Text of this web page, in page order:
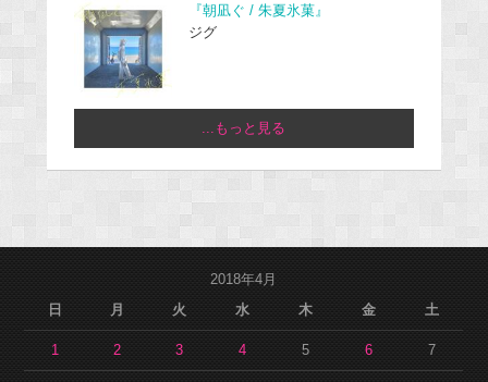
『朝凪ぐ / 朱夏氷菓』
ジグ
...もっと見る
2018年4月
日
月 火 水 木 金 土
1 2 3 4 5 6 7